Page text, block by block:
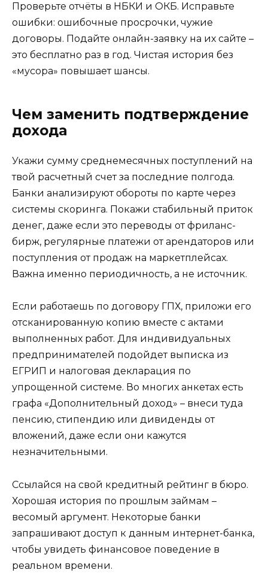
Проверьте отчёты в НБКИ и ОКБ. Исправьте
ошибки: ошибочные просрочки, чужие
договоры. Подайте онлайн-заявку на их сайте –
это бесплатно раз в год. Чистая история без
«мусора» повышает шансы.
Чем заменить подтверждение
дохода
Укажи сумму среднемесячных поступлений на
твой расчетный счет за последние полгода.
Банки анализируют обороты по карте через
системы скоринга. Покажи стабильный приток
денег, даже если это переводы от фриланс-
бирж, регулярные платежи от арендаторов или
поступления от продаж на маркетплейсах.
Важна именно периодичность, а не источник.
Если работаешь по договору ГПХ, приложи его
отсканированную копию вместе с актами
выполненных работ. Для индивидуальных
предпринимателей подойдет выписка из
ЕГРИП и налоговая декларация по
упрощенной системе. Во многих анкетах есть
графа «Дополнительный доход» – внеси туда
пенсию, стипендию или дивиденды от
вложений, даже если они кажутся
незначительными.
Ссылайся на свой кредитный рейтинг в бюро.
Хорошая история по прошлым займам –
весомый аргумент. Некоторые банки
запрашивают доступ к данным интернет-банка,
чтобы увидеть финансовое поведение в
реальном времени.